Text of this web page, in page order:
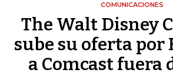
COMUNICACIONES
The Walt Disney
sube su oferta por
a Comcast fuera